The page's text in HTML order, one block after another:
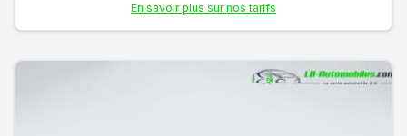
En savoir plus sur nos tarifs